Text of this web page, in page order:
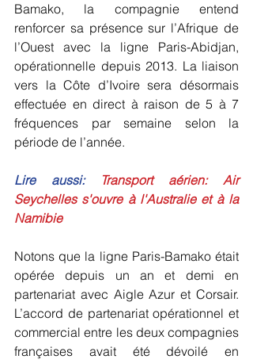
Bamako, la compagnie entend
renforcer sa présence sur l’Afrique de
l’Ouest avec la ligne Paris-Abidjan,
opérationnelle depuis 2013. La liaison
vers la Côte d’Ivoire sera désormais
effectuée en direct à raison de 5 à 7
fréquences par semaine selon la
période de l’année.
Lire aussi:
Transport aérien: Air
Seychelles s'ouvre à l'Australie et à la
Namibie
Notons que la ligne Paris-Bamako était
opérée depuis un an et demi en
partenariat avec Aigle Azur et Corsair.
L’accord de partenariat opérationnel et
commercial entre les deux compagnies
françaises avait été dévoilé en